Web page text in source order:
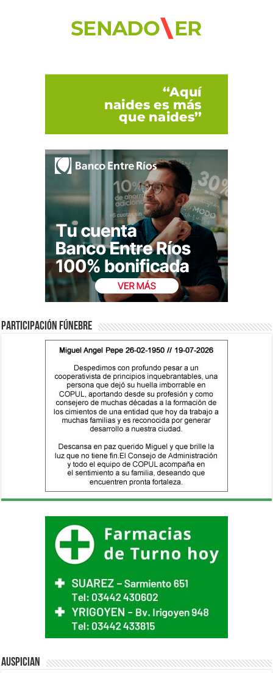
Participación fúnebre
Auspician